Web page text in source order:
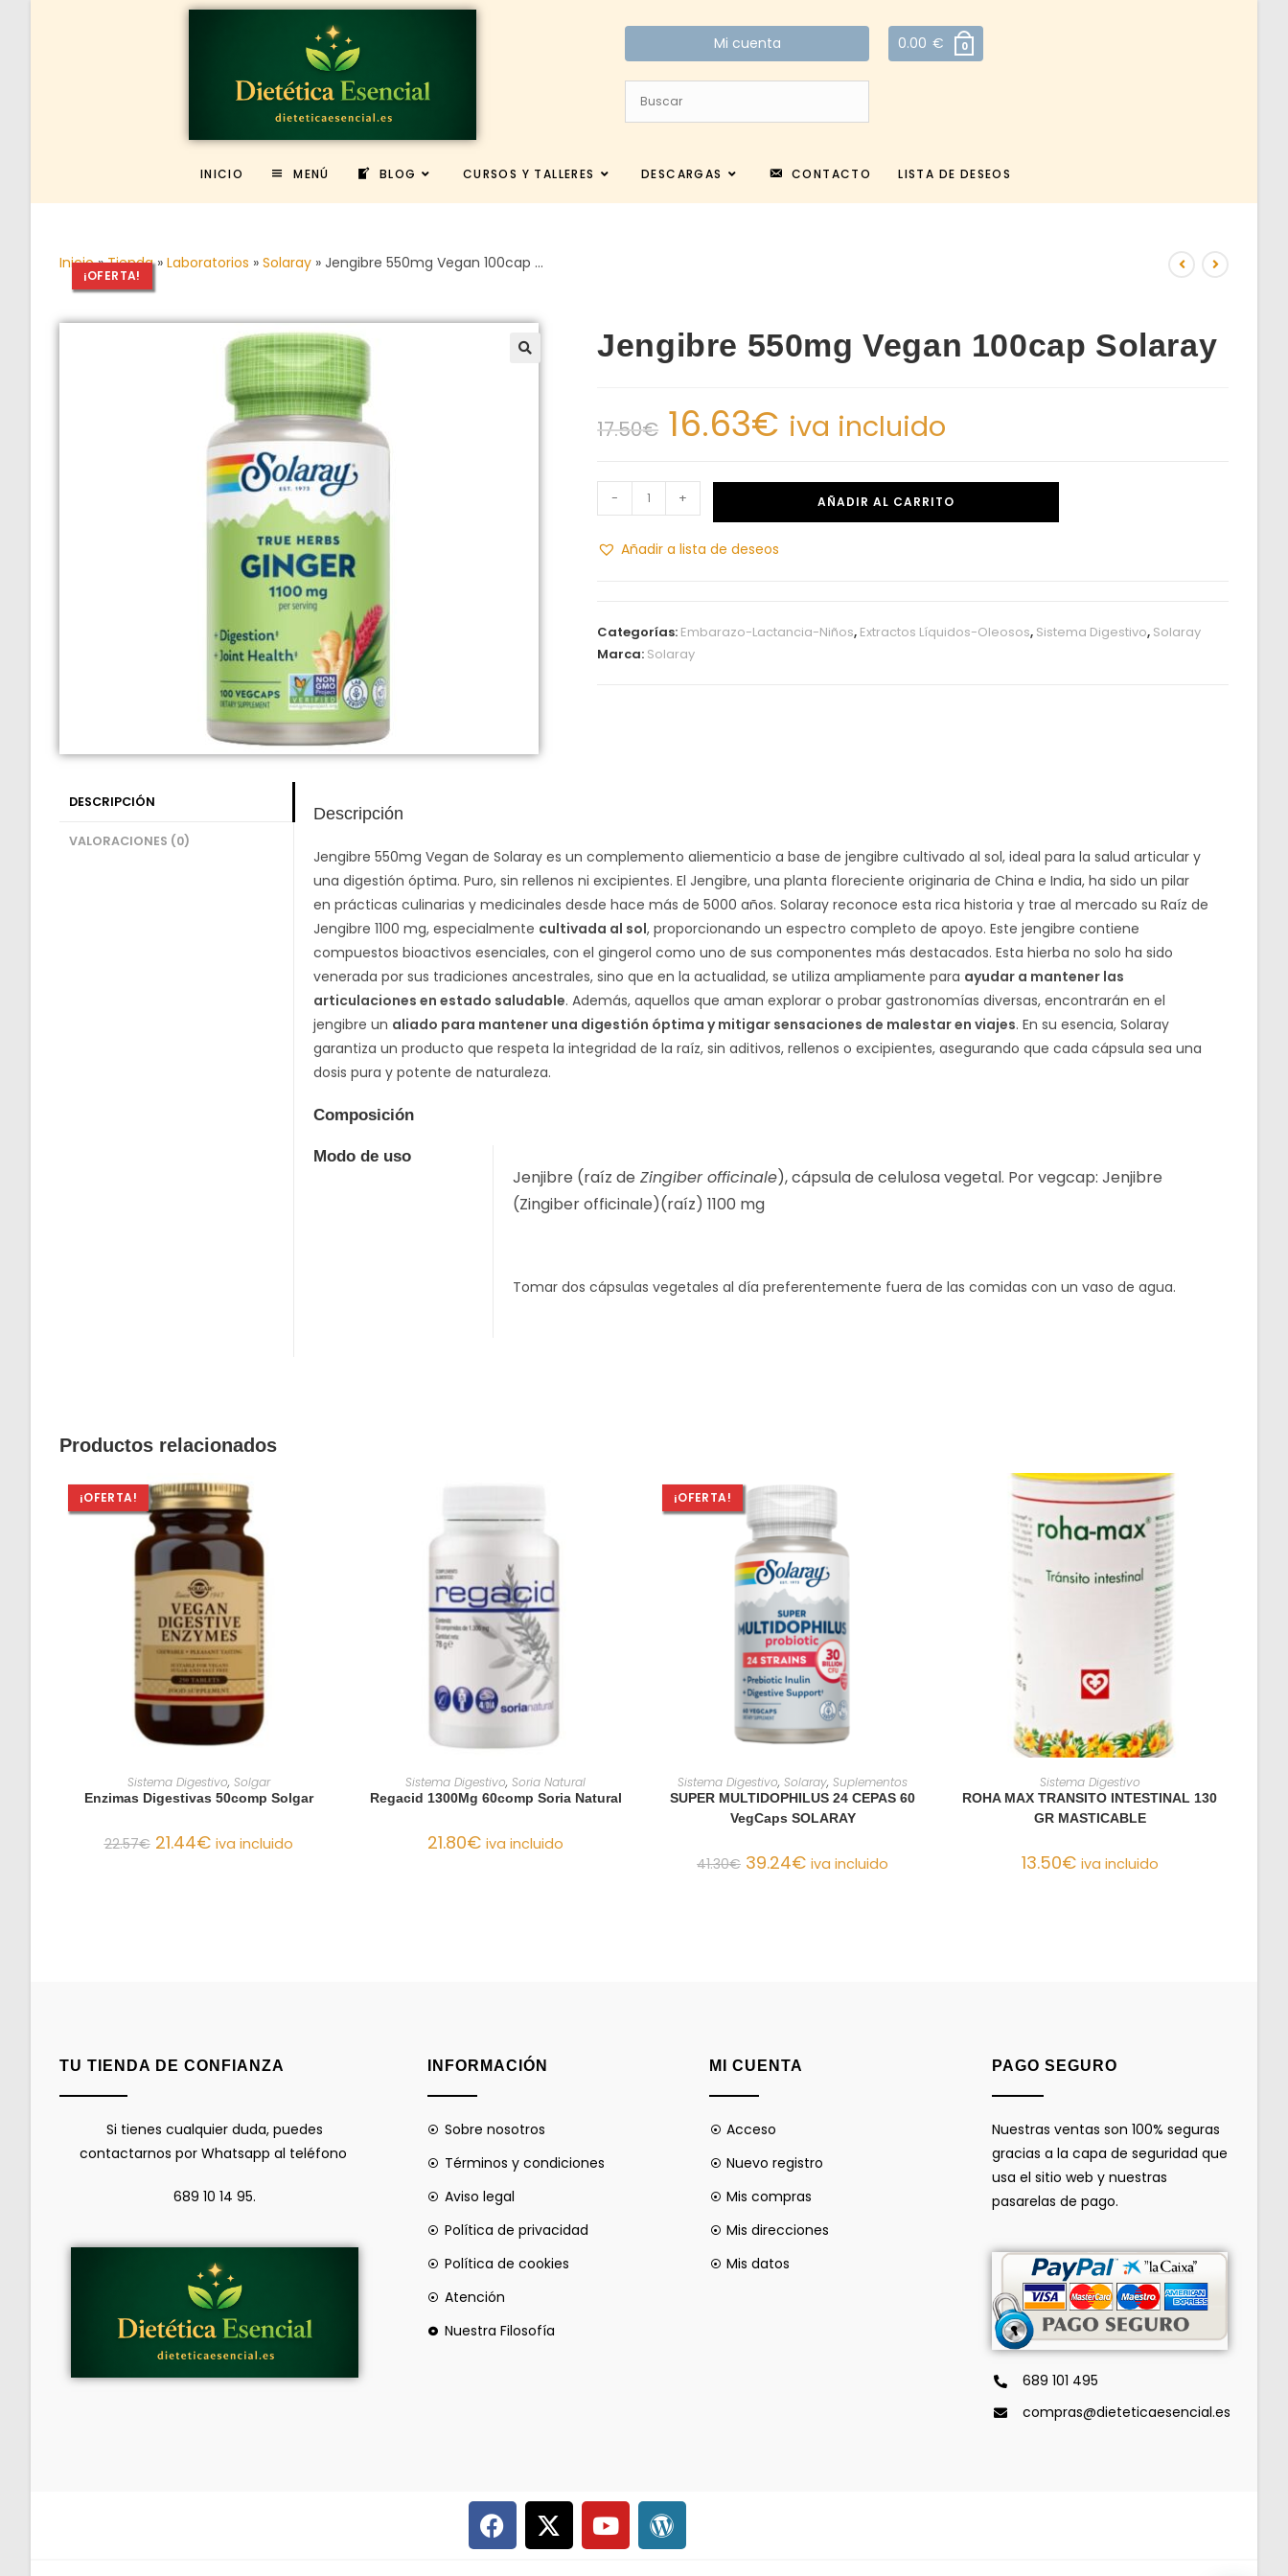
Mi cuenta 0.00 € 0
INICIO MENÚ BLOG CURSOS Y TALLERES DESCARGAS CONTACTO LISTA DE DESEOS
Inicio»Tienda» Laboratorios » Solaray » Jengibre 550mg Vegan 100cap …
¡OFERTA!
Jengibre 550mg Vegan 100cap Solaray
17.50€ 16.63€ iva incluido
- + AÑADIR AL CARRITO
Añadir a lista de deseos
Categorías: Embarazo-Lactancia-Niños, Extractos Líquidos-Oleosos, Sistema Digestivo, Solaray
Marca: Solaray
DESCRIPCIÓN
VALORACIONES (0)
Descripción
Jengibre 550mg Vegan de Solaray es un complemento aliementicio a base de jengibre cultivado al sol, ideal para la salud articular y
una digestión óptima. Puro, sin rellenos ni excipientes. El Jengibre, una planta floreciente originaria de China e India, ha sido un pilar
en prácticas culinarias y medicinales desde hace más de 5000 años. Solaray reconoce esta rica historia y trae al mercado su Raíz de
Jengibre 1100 mg, especialmente cultivada al sol, proporcionando un espectro completo de apoyo. Este jengibre contiene
compuestos bioactivos esenciales, con el gingerol como uno de sus componentes más destacados. Esta hierba no solo ha sido
venerada por sus tradiciones ancestrales, sino que en la actualidad, se utiliza ampliamente para ayudar a mantener las
articulaciones en estado saludable. Además, aquellos que aman explorar o probar gastronomías diversas, encontrarán en el
jengibre un aliado para mantener una digestión óptima y mitigar sensaciones de malestar en viajes. En su esencia, Solaray
garantiza un producto que respeta la integridad de la raíz, sin aditivos, rellenos o excipientes, asegurando que cada cápsula sea una
dosis pura y potente de naturaleza.
Composición
Jenjibre (raíz de Zingiber officinale), cápsula de celulosa vegetal. Por vegcap: Jenjibre
(Zingiber officinale)(raíz) 1100 mg
Modo de uso
Tomar dos cápsulas vegetales al día preferentemente fuera de las comidas con un vaso de agua.
Productos relacionados
¡OFERTA!
AÑADIR AL CARRITO
Sistema Digestivo, Solgar
Enzimas Digestivas 50comp Solgar
22.57€ 21.44€ iva incluido
AÑADIR AL CARRITO
Sistema Digestivo, Soria Natural
Regacid 1300Mg 60comp Soria Natural
21.80€ iva incluido
¡OFERTA!
AÑADIR AL CARRITO
Sistema Digestivo, Solaray, Suplementos
SUPER MULTIDOPHILUS 24 CEPAS 60
VegCaps SOLARAY
41.30€ 39.24€ iva incluido
AÑADIR AL CARRITO
Sistema Digestivo
ROHA MAX TRANSITO INTESTINAL 130
GR MASTICABLE
13.50€ iva incluido
TU TIENDA DE CONFIANZA
Si tienes cualquier duda, puedes
contactarnos por Whatsapp al teléfono
689 10 14 95.
INFORMACIÓN
Sobre nosotros
Términos y condiciones
Aviso legal
Política de privacidad
Política de cookies
Atención
Nuestra Filosofía
MI CUENTA
Acceso
Nuevo registro
Mis compras
Mis direcciones
Mis datos
PAGO SEGURO
Nuestras ventas son 100% seguras
gracias a la capa de seguridad que
usa el sitio web y nuestras
pasarelas de pago.
689 101 495
compras@dieteticaesencial.es